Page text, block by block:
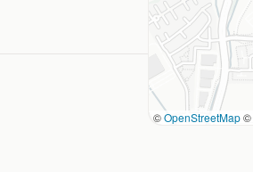
©OpenStreetMap©